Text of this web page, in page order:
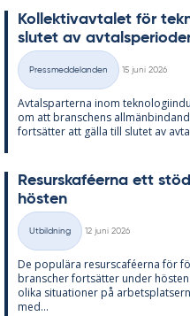
Kol­lek­tivav­ta­let för
slu­tet av
Kategorier
Pressmeddelanden
15 juni 2026
Av­tals­par­ter­na inom
om att bran­schens
fort­sät­ter att gäl­la till slu­tet av
Re­surskafé­er­na ett
hös­ten
Kategorier
Utbildning
12 juni 2026
De po­pu­lä­ra re­surscafé­er­na för
branscher fort­sät­ter un­der
oli­ka si­tu­a­tio­ner på
med...